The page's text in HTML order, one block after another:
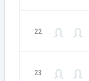
22
23